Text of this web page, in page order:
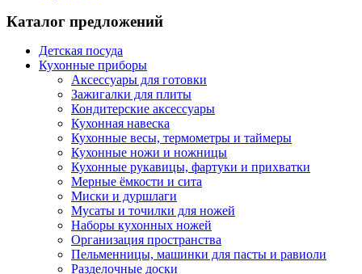
Каталог предложений
Детская посуда
Кухонные приборы
Аксессуары для готовки
Зажигалки для плиты
Кондитерские аксессуары
Кухонная навеска
Кухонные весы, термометры и таймеры
Кухонные ножи и ножницы
Кухонные рукавицы, фартуки и прихватки
Мерные ёмкости и сита
Миски и дуршлаги
Мусаты и точилки для ножей
Наборы кухонных ножей
Организация пространства
Пельменницы, машинки для пасты и равиоли
Разделочные доски